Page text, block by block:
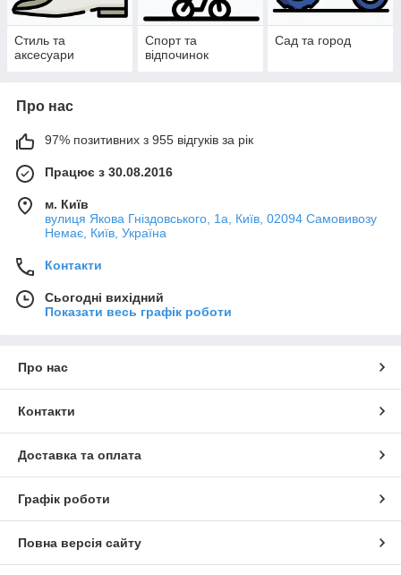
Стиль та
аксесуари
Спорт та
відпочинок
Сад та город
Про нас
97% позитивних з 955 відгуків за рік
Працює з 30.08.2016
м. Київ
вулиця Якова Гніздовського, 1а, Київ, 02094 Самовивозу
Немає, Київ, Україна
Контакти
Сьогодні вихідний
Показати весь графік роботи
Про нас
Контакти
Доставка та оплата
Графік роботи
Повна версія сайту